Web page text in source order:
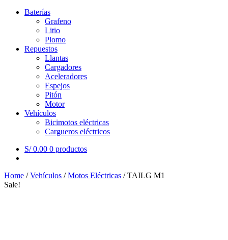
Baterías
Grafeno
Litio
Plomo
Repuestos
Llantas
Cargadores
Aceleradores
Espejos
Pitón
Motor
Vehículos
Bicimotos eléctricas
Cargueros eléctricos
S/0.00 0 productos
Home /Vehículos /Motos Eléctricas /TAILG M1
Sale!